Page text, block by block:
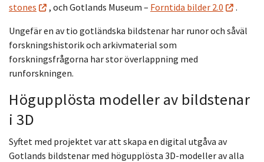
stones
, och Gotlands Museum – Forntida bilder 2.0
.
Ungefär en av tio gotländska bildstenar har runor och såväl
forskningshistorik och arkivmaterial som
forskningsfrågorna har stor överlappning med
runforskningen.
Högupplösta modeller av bildstenar
i 3D
Syftet med projektet var att skapa en digital utgåva av
Gotlands bildstenar med högupplösta 3D-modeller av alla